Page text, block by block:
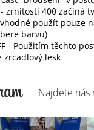
zrnitostí 400 začíná
použít pouze
barvu)
- Použitím těchto
zrcadlový lesk
Najdete nás